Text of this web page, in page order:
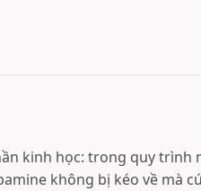
kinh học: trong quy trình
không bị kéo về mà